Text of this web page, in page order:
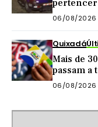
pertencer
BPRaio
06/08/2026
Quixadá
Mais de
passam a
06/08/2026